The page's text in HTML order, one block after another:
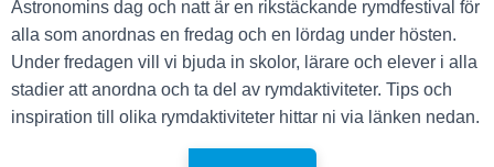
Astronomins dag och natt är en rikstäckande rymdfestival för
alla som anordnas en fredag och en lördag under hösten.
Under fredagen vill vi bjuda in skolor, lärare och elever i alla
stadier att anordna och ta del av rymdaktiviteter. Tips och
inspiration till olika rymdaktiviteter hittar ni via länken nedan.